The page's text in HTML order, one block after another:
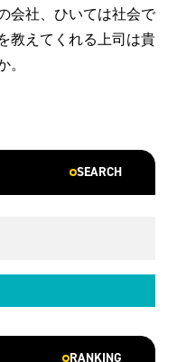
会社、ひいては社会で
教えてくれる上司は貴
。
SEARCH
RANKING